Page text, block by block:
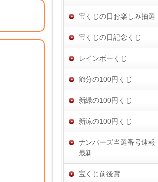
宝くじの日お楽しみ抽選
宝くじの日記念くじ
レインボーくじ
節分の100円くじ
新緑の100円くじ
新涼の100円くじ
ナンバーズ当選番号速報
最新
宝くじ前後賞